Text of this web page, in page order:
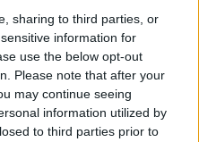
sharing to third parties, or
information for
use the below opt-out
Please note that after your
may continue seeing
information utilized by
to third parties prior to
voce alle figure
storico come questo.